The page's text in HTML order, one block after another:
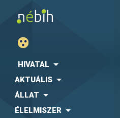
HIVATAL
AKTUÁLIS
ÁLLAT
ÉLELMISZER